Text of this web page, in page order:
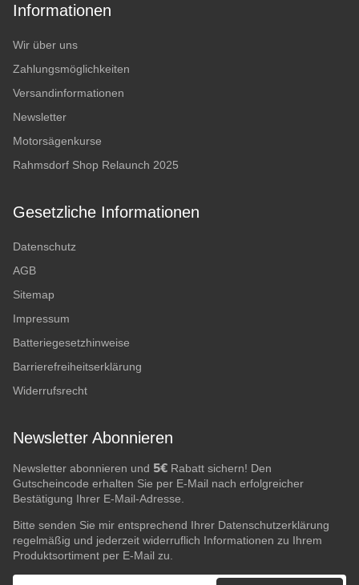
Informationen
Wir über uns
Zahlungsmöglichkeiten
Versandinformationen
Newsletter
Motorsägenkurse
Rahmsdorf Shop Relaunch 2025
Gesetzliche Informationen
Datenschutz
AGB
Sitemap
Impressum
Batteriegesetzhinweise
Barrierefreiheitserklärung
Widerrufsrecht
Newsletter Abonnieren
Newsletter abonnieren und 5€ Rabatt sichern! Den
Gutscheincode erhalten Sie per E-Mail nach erfolgreicher
Bestätigung Ihrer E-Mail-Adresse.
Bitte senden Sie mir entsprechend Ihrer Datenschutzerklärung
regelmäßig und jederzeit widerruflich Informationen zu Ihrem
Produktsortiment per E-Mail zu.